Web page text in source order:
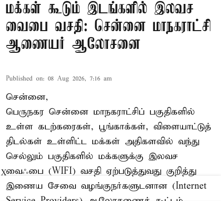
மக்கள் கூடும் இடங்களில் இலவச
வைபை வசதி: சென்னை மாநகராட்சி
ஆணையர் ஆலோசனை
Published on: 08 Aug 2026, 7:16 am
சென்னை,
பெருநகர சென்னை மாநகராட்சிப் பகுதிகளில்
உள்ள கடற்கரைகள், பூங்காக்கள், விளையாட்டுத்
திடல்கள் உள்ளிட்ட மக்கள் அதிகளவில் வந்து
செல்லும் பகுதிகளில் மக்களுக்கு இலவச
வைஃபை (WIFI) வசதி ஏற்படுத்துவது குறித்து
இணைய சேவை வழங்குநர்களுடனான (Internet
X